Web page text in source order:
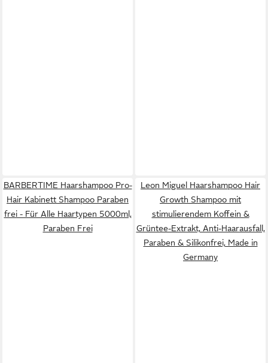
BARBERTIME Haarshampoo Pro-
Hair Kabinett Shampoo Paraben
frei - Für Alle Haartypen 5000ml,
Paraben Frei
Leon Miguel Haarshampoo Hair
Growth Shampoo mit
stimulierendem Koffein &
Grüntee-Extrakt, Anti-Haarausfall,
Paraben & Silikonfrei, Made in
Germany